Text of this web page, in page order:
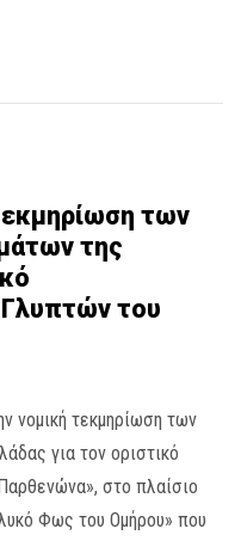
των
της
του
νομική τεκμηρίωση των
για τον οριστικό
στο πλαίσιο
Φως του Ομήρου» που